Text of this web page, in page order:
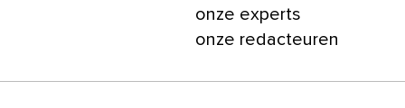
onze experts
onze redacteuren